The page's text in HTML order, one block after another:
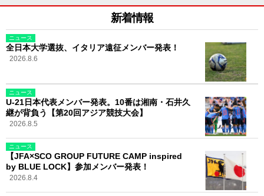
新着情報
ニュース
全日本大学選抜、イタリア遠征メンバー発表！
2026.8.6
ニュース
U-21日本代表メンバー発表。10番は湘南・石井久
継が背負う【第20回アジア競技大会】
2026.8.5
ニュース
【JFA×SCO GROUP FUTURE CAMP inspired
by BLUE LOCK】参加メンバー発表！
2026.8.4